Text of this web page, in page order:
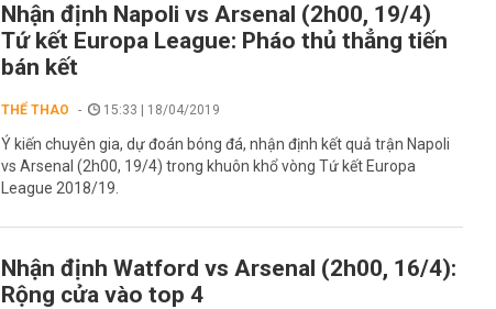
Nhận định Napoli vs Arsenal (2h00, 19/4)
Tứ kết Europa League: Pháo thủ thẳng tiến
bán kết
THỂ THAO 15:33 | 18/04/2019
Ý kiến chuyên gia, dự đoán bóng đá, nhận định kết quả trận Napoli
vs Arsenal (2h00, 19/4) trong khuôn khổ vòng Tứ kết Europa
League 2018/19.
Nhận định Watford vs Arsenal (2h00, 16/4):
Rộng cửa vào top 4